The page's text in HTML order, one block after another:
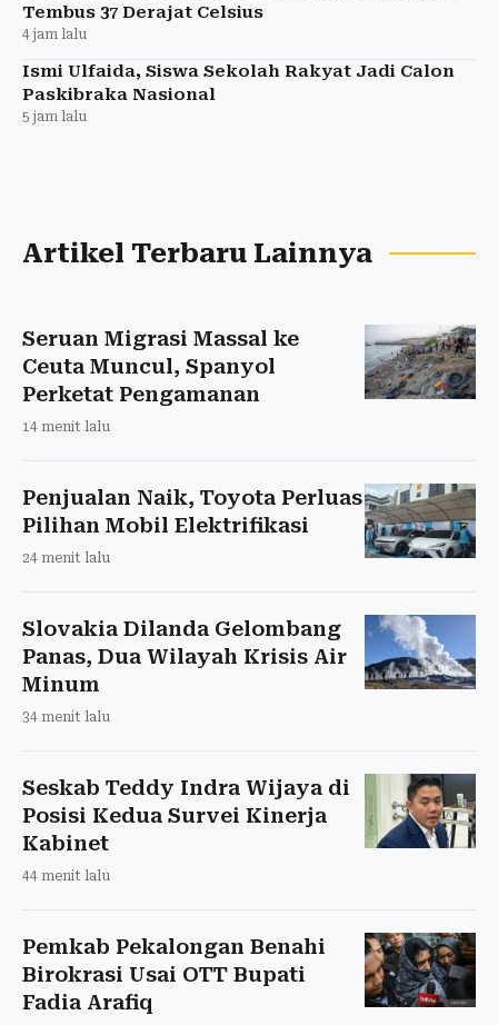
Tembus 37 Derajat Celsius
4 jam lalu
Ismi Ulfaida, Siswa Sekolah Rakyat Jadi Calon
Paskibraka Nasional
5 jam lalu
Artikel Terbaru Lainnya
Seruan Migrasi Massal ke
Ceuta Muncul, Spanyol
Perketat Pengamanan
14 menit lalu
Penjualan Naik, Toyota Perluas
Pilihan Mobil Elektrifikasi
24 menit lalu
Slovakia Dilanda Gelombang
Panas, Dua Wilayah Krisis Air
Minum
34 menit lalu
Seskab Teddy Indra Wijaya di
Posisi Kedua Survei Kinerja
Kabinet
44 menit lalu
Pemkab Pekalongan Benahi
Birokrasi Usai OTT Bupati
Fadia Arafiq